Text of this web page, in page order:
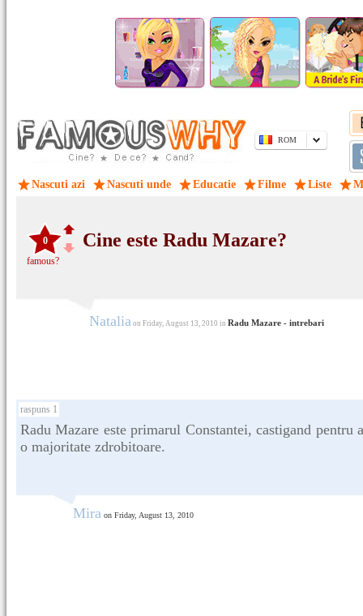
ROM
Nascuti azi Nascuti unde Educatie Filme Liste
0
famous?
Cine este Radu Mazare?
Natalia on Friday, August 13, 2010 in Radu Mazare - intrebari
raspuns 1
Radu Mazare este primarul Constantei, castigand pentru
o majoritate zdrobitoare.
Mira on Friday, August 13, 2010